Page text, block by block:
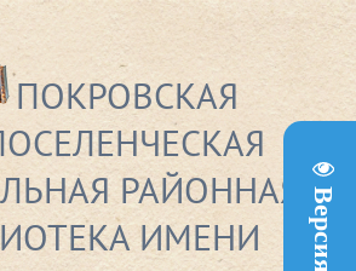
ПОКРОВСКАЯ
РАЙОННАЯ
ИМЕНИ